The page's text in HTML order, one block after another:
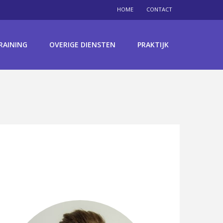
HOME CONTACT
OVERIGE DIENSTEN PRAKTIJK